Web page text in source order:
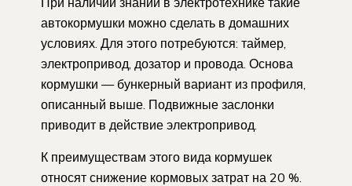
автокормушки можно сделать в домашних
условиях. Для этого потребуются: таймер,
электропривод, дозатор и провода. Основа
кормушки — бункерный вариант из профиля,
описанный выше. Подвижные заслонки
приводит в действие электропривод.
К преимуществам этого вида кормушек
относят снижение кормовых затрат на 20 %.